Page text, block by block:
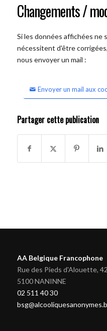
Changements /
Si les données affichées ne
nécessitent d'être
nous envoyer un mail :
Envoyer un mail aux
Partager cette publication
AA Belgique Francophone
Rue des Pieds d'Alouette,
5100 NANINNE
02 511 40 30